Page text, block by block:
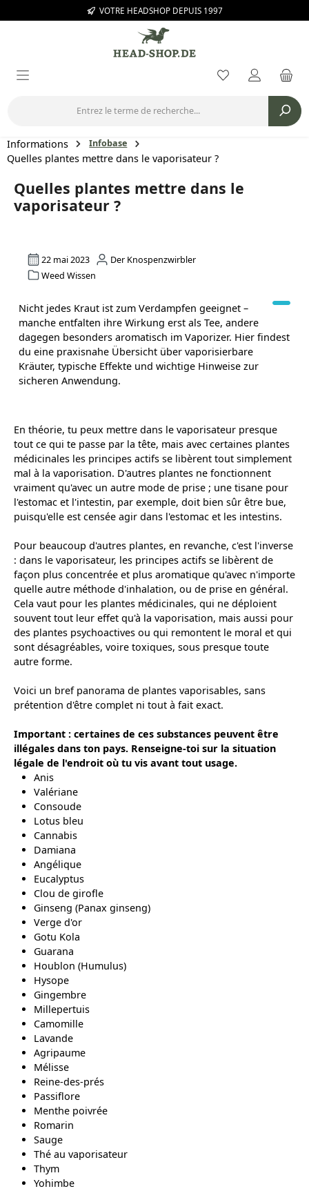
Passer au contenu principalVOTRE HEADSHOP DEPUIS 1997
Vous avez 0
Informations Infobase
Quelles plantes mettre dans le vaporisateur ?
Quelles plantes mettre dans le
vaporisateur ?
22 mai 2023
Der Knospenzwirbler
Weed Wissen
Nicht jedes Kraut ist zum Verdampfen geeignet –
manche entfalten ihre Wirkung erst als Tee, andere
dagegen besonders aromatisch im Vaporizer. Hier findest
du eine praxisnahe Übersicht über vaporisierbare
Kräuter, typische Effekte und wichtige Hinweise zur
sicheren Anwendung.
En théorie, tu peux mettre dans le vaporisateur presque
tout ce qui te passe par la tête, mais avec certaines plantes
médicinales les principes actifs se libèrent tout simplement
mal à la vaporisation. D'autres plantes ne fonctionnent
vraiment qu'avec un autre mode de prise ; une tisane pour
l'estomac et l'intestin, par exemple, doit bien sûr être bue,
puisqu'elle est censée agir dans l'estomac et les intestins.
Pour beaucoup d'autres plantes, en revanche, c'est l'inverse
: dans le vaporisateur, les principes actifs se libèrent de
façon plus concentrée et plus aromatique qu'avec n'importe
quelle autre méthode d'inhalation, ou de prise en général.
Cela vaut pour les plantes médicinales, qui ne déploient
souvent tout leur effet qu'à la vaporisation, mais aussi pour
des plantes psychoactives ou qui remontent le moral et qui
sont désagréables, voire toxiques, sous presque toute
autre forme.
Voici un bref panorama de plantes vaporisables, sans
prétention d'être complet ni tout à fait exact.
Important : certaines de ces substances peuvent être
illégales dans ton pays. Renseigne-toi sur la situation
légale de l'endroit où tu vis avant tout usage.
Anis
Valériane
Consoude
Lotus bleu
Cannabis
Damiana
Angélique
Eucalyptus
Clou de girofle
Ginseng (Panax ginseng)
Verge d'or
Gotu Kola
Guarana
Houblon (Humulus)
Hysope
Gingembre
Millepertuis
Camomille
Lavande
Agripaume
Mélisse
Reine-des-prés
Passiflore
Menthe poivrée
Romarin
Sauge
Thé au vaporisateur
Thym
Yohimbe